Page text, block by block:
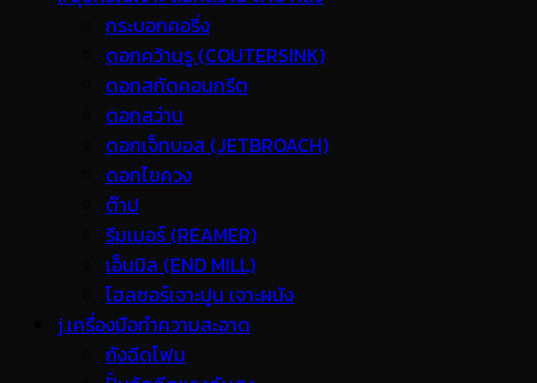
กระบอกคอริ่ง
ดอกคว้านรู (COUTERSINK)
ดอกสกัดคอนกรีต
ดอกสว่าน
ดอกเจ็ทบอส (JETBROACH)
ดอกไขควง
ต๊าป
รีมเมอร์ (REAMER)
เอ็นมิล (END MILL)
โฮลซอร์เจาะปูน เจาะผนัง
j.เครื่องมือทำความสะอาด
ถังฉีดโฟม